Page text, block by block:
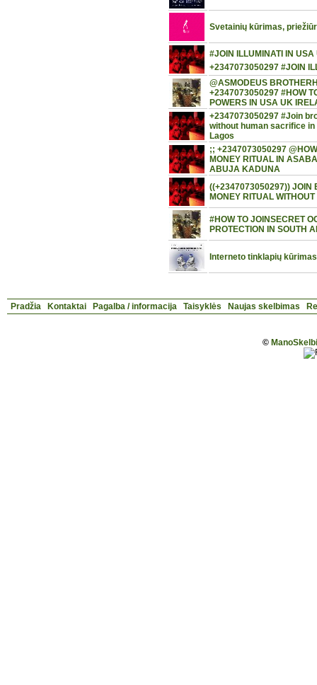
Svetainių kūrimas,
#JOIN ILLUMINATI IN
+2347073050297 #JOIN
@ASMODEUS
+2347073050297 #HOW
POWERS IN USA UK
+2347073050297 #Join
without human sacrifice
Lagos
;; +2347073050297
MONEY RITUAL IN
ABUJA KADUNA
((+2347073050297)) JOIN
MONEY RITUAL
#HOW TO JOINSECRET
PROTECTION IN SOUTH
Interneto tinklapių
Pradžia Kontaktai Pagalba / informacija Taisyklės Naujas skelbimas
©